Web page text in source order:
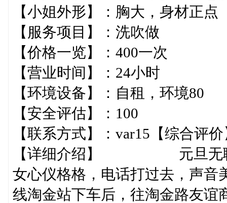
【小姐外形】：胸大，身
【服务项目】：洗吹做
【价格一览】：400一次
【营业时间】：24小时
【环境设备】：自租，环
【安全评估】：100
【联系方式】：
【详细介绍】 元旦无聊，
女心仪格格，电话打过去，声音
线淘金站下车后，往淘金路友